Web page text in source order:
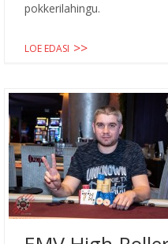
pokkerilahingu.
LOE EDASI